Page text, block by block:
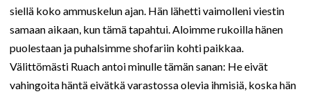
siellä koko ammuskelun ajan. Hän lähetti vaimolleni viestin
samaan aikaan, kun tämä tapahtui. Aloimme rukoilla hänen
puolestaan ja puhalsimme shofariin kohti paikkaa.
Välittömästi Ruach antoi minulle tämän sanan: He eivät
vahingoita häntä eivätkä varastossa olevia ihmisiä, koska hän